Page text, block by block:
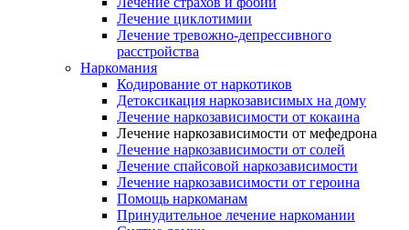
Лечение циклотимии
Лечение тревожно-депрессивного
расстройства
Наркомания
Кодирование от наркотиков
Детоксикация наркозависимых на дому
Лечение наркозависимости от кокаина
Лечение наркозависимости от мефедрона
Лечение наркозависимости от солей
Лечение спайсовой наркозависимости
Лечение наркозависимости от героина
Помощь наркоманам
Принудительное лечение наркомании